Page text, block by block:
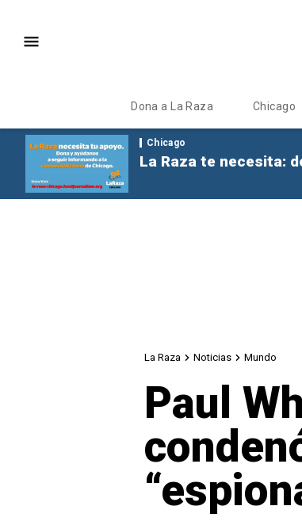
Dona a La Raza Chicago
Chicago
La Raza te necesita:
La Raza Noticias Mundo
Paul